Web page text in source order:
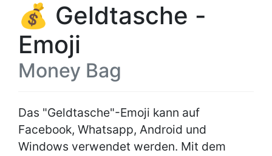
💰 Geldtasche -
Emoji
Money Bag
Das "Geldtasche"-Emoji kann auf
Facebook, Whatsapp, Android und
Windows verwendet werden. Mit dem